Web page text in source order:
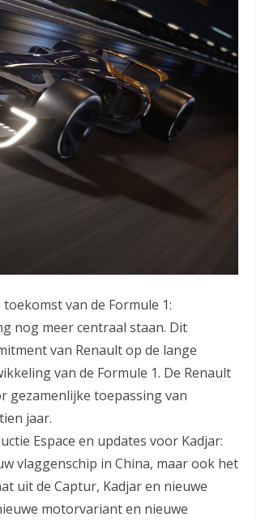
van de Formule 1:
nog meer centraal staan. Dit
van Renault op de lange
van de Formule 1. De Renault
gezamenlijke toepassing van
jaar.
Espace en updates voor Kadjar:
vlaggenschip in China, maar ook het
uit de Captur, Kadjar en nieuwe
motorvariant en nieuwe